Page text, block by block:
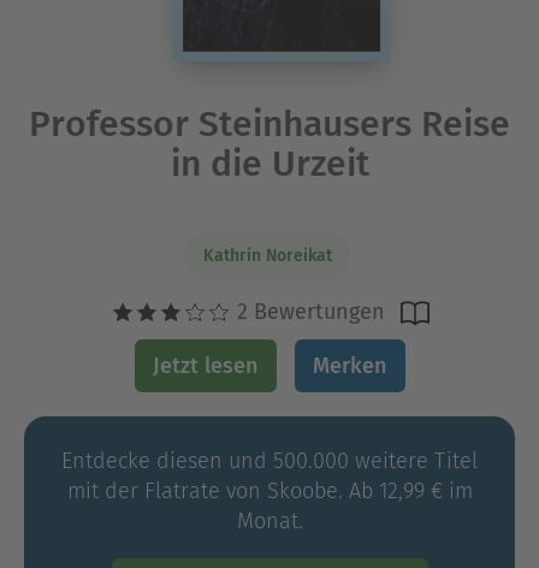
Professor Steinhausers Reise
in die Urzeit
Kathrin Noreikat
2 Bewertungen
Jetzt lesen Merken
Entdecke diesen und 500.000 weitere Titel
mit der Flatrate von Skoobe. Ab 12,99 € im
Monat.